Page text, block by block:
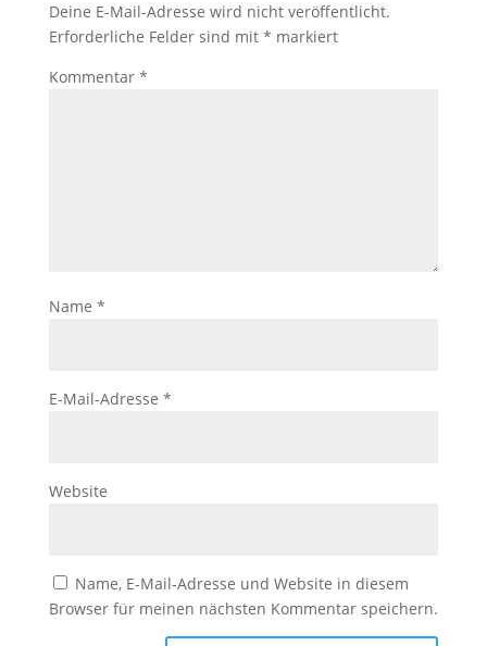
Deine E-Mail-Adresse wird nicht veröffentlicht.
Erforderliche Felder sind mit * markiert
Kommentar *
Name *
E-Mail-Adresse *
Website
Name, E-Mail-Adresse und Website in diesem
Browser für meinen nächsten Kommentar speichern.